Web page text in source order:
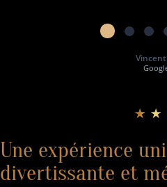
Vincent
★ ★
Une expérience
divertissante et